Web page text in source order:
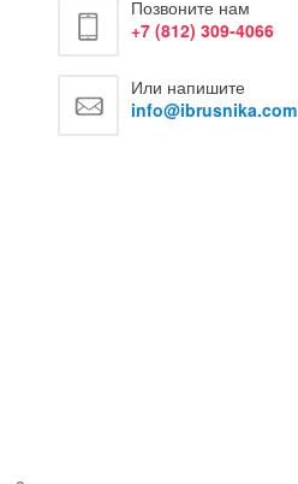
Позвоните нам
+7 (812) 309-4066
Или напишите
info@ibrusnika.com